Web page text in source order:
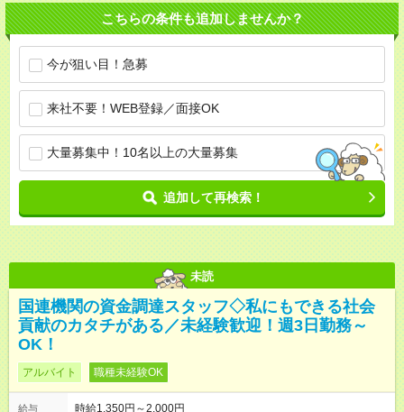
こちらの条件も追加しませんか？
今が狙い目！急募
来社不要！WEB登録／面接OK
大量募集中！10名以上の大量募集
追加して再検索！
未読
国連機関の資金調達スタッフ◇私にもできる社会
貢献のカタチがある／未経験歓迎！週3日勤務～
OK！
アルバイト 職種未経験OK
給与 時給1,350円～2,000円